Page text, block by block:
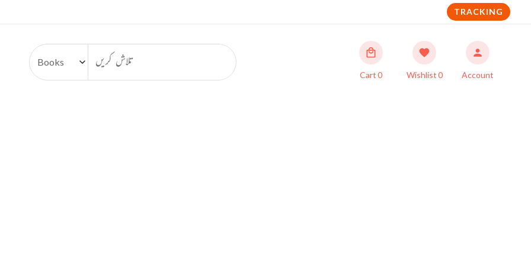
TRACKING
Cart0 Wishlist0 Account